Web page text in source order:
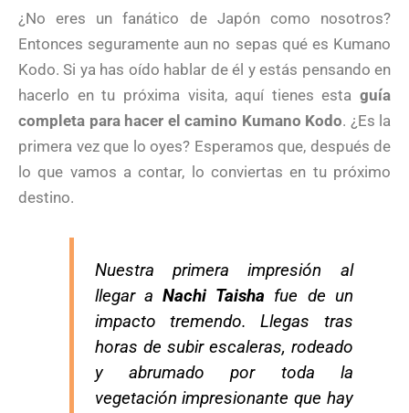
¿No eres un fanático de Japón como nosotros?
Entonces seguramente aun no sepas qué es Kumano
Kodo. Si ya has oído hablar de él y estás pensando en
hacerlo en tu próxima visita, aquí tienes esta guía
completa para hacer el camino Kumano Kodo. ¿Es la
primera vez que lo oyes? Esperamos que, después de
lo que vamos a contar, lo conviertas en tu próximo
destino.
Nuestra primera impresión al
llegar a Nachi Taisha fue de un
impacto tremendo. Llegas tras
horas de subir escaleras, rodeado
y abrumado por toda la
vegetación impresionante que hay